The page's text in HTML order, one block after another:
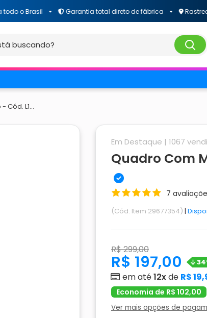
Brasil Garantia total direto de fábrica
Cód. L1...
Em Destaque | 1067
Quadro Com
7
(Cód. Item 29677354) |
R$ 299,00
R$ 197,00
em até12xde R$
Economia de R$ 102,00
Ver mais opções de